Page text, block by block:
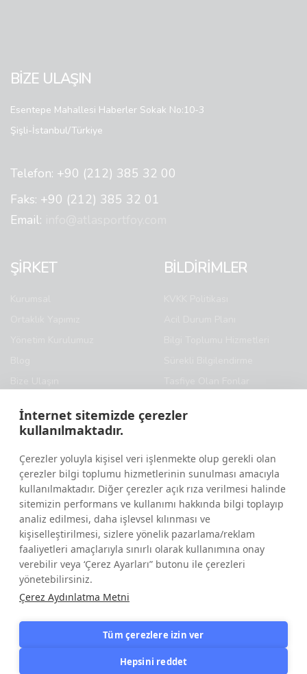
BİZE ULAŞIN
Esentepe Mahallesi Haberler Sokak No:10-3
Şişli-İstanbul/Türkiye
Telefon: +90 (212) 385 32 00
Faks: +90 (212) 385 32 01
Email:
ŞİRKET BİLDİRİMLER
Yasal Uyarı
BİZİ TAKİP EDİN
İnternet sitemizde çerezler
kullanılmaktadır.
Çerezler yoluyla kişisel veri işlenmekte olup gerekli olan
çerezler bilgi toplumu hizmetlerinin sunulması amacıyla
kullanılmaktadır. Diğer çerezler açık rıza verilmesi halinde
sitemizin performans ve kullanımı hakkında bilgi toplayıp
analiz edilmesi, daha işlevsel kılınması ve
kişiselleştirilmesi, sizlere yönelik pazarlama/reklam
faaliyetleri amaçlarıyla sınırlı olarak kullanımına onay
verebilir veya ‘Çerez Ayarları” butonu ile çerezleri
yönetebilirsiniz.
Çerez Aydınlatma Metni
Tüm çerezlere izin ver
Hepsini reddet